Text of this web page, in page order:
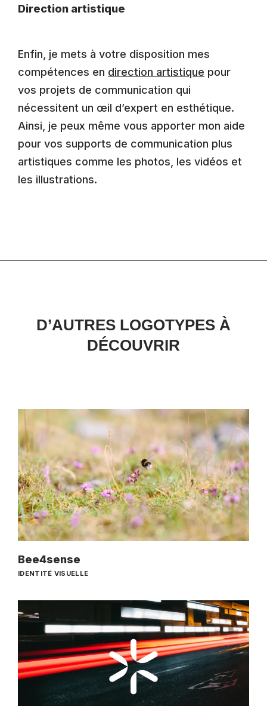
Direction artistique
Enfin, je mets à votre disposition mes
compétences en direction artistique pour
vos projets de communication qui
nécessitent un œil d’expert en esthétique.
Ainsi, je peux même vous apporter mon aide
pour vos supports de communication plus
artistiques comme les photos, les vidéos et
les illustrations.
D’AUTRES LOGOTYPES À
DÉCOUVRIR
Bee4sense
IDENTITÉ VISUELLE